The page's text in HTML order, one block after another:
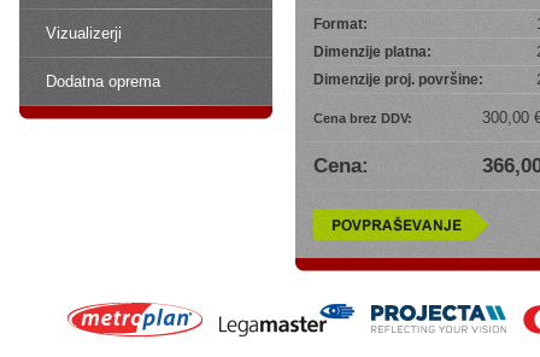
Vizualizerji
Dodatna oprema
Format:
Dimenzije platna:
Dimenzije proj. površine:
Cena brez DDV: 300,00
Cena: